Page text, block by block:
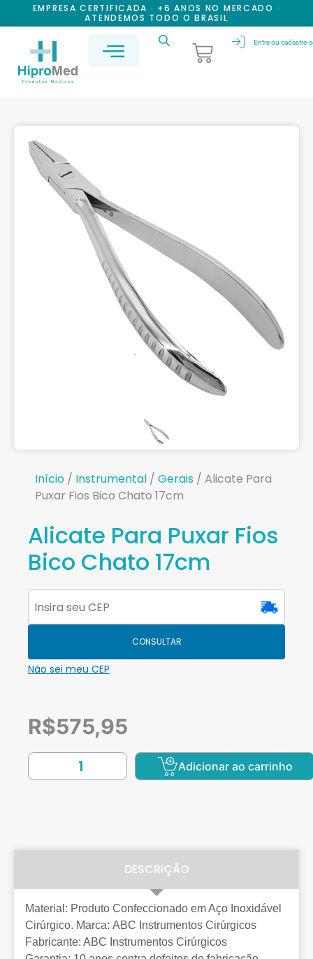
EMPRESA CERTIFICADA · +6 ANOS NO MERCADO ·
ATENDEMOS TODO O BRASIL
Entre ou cadastre-
Início / Instrumental / Gerais / Alicate Para
Puxar Fios Bico Chato 17cm
Alicate Para Puxar Fios
Bico Chato 17cm
CONSULTAR
Não sei meu CEP
R$575,95
Adicionar ao carrinho
DESCRIÇÃO
Material: Produto Confeccionado em Aço Inoxidável
Cirúrgico. Marca: ABC Instrumentos Cirúrgicos
Fabricante: ABC Instrumentos Cirúrgicos